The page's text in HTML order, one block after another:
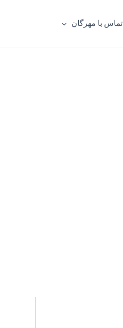
تماس با مهرگان